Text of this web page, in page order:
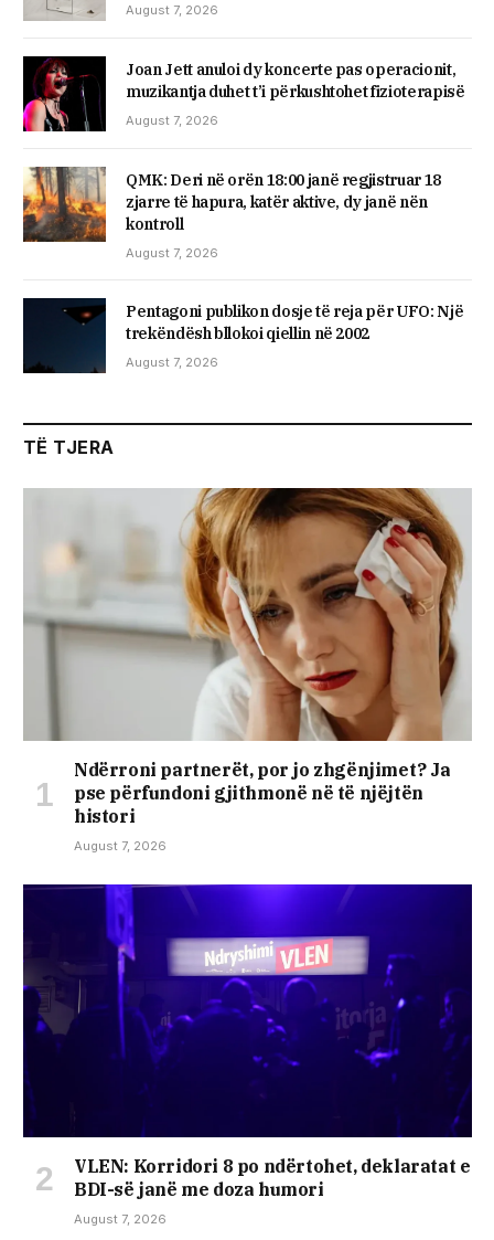
August 7, 2026
Joan Jett anuloi dy koncerte pas operacionit,
muzikantja duhet t’i përkushtohet fizioterapisë
August 7, 2026
QMK: Deri në orën 18:00 janë regjistruar 18
zjarre të hapura, katër aktive, dy janë nën
kontroll
August 7, 2026
Pentagoni publikon dosje të reja për UFO: Një
trekëndësh bllokoi qiellin në 2002
August 7, 2026
TË TJERA
Ndërroni partnerët, por jo zhgënjimet? Ja
pse përfundoni gjithmonë në të njëjtën
histori
August 7, 2026
VLEN: Korridori 8 po ndërtohet, deklaratat e
BDI-së janë me doza ​humori
August 7, 2026